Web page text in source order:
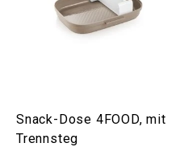
Snack-Dose 4FOOD, mit
Trennsteg